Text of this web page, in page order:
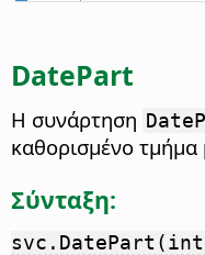
DatePart
Η συνάρτηση
καθορισμένο τμήμα
Σύνταξη: